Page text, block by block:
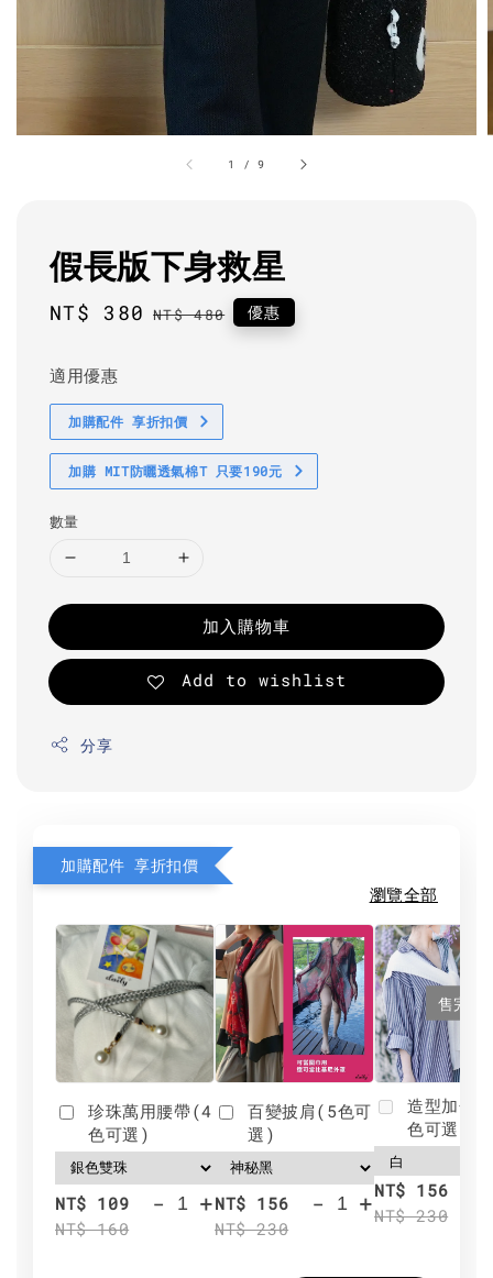
1 /9
假長版下身救星
Sale
NT$ 380 Regular
NT$ 480 優惠
適用優惠
加購配件 享折扣價
加購 MIT防曬透氣棉T 只要190元
數量
加入購物車
Add to wishlist
分享
加購配件 享折扣價
瀏覽全部
珍珠萬用腰帶(4
色可選)
NT$ 109
NT$ 160
- +
百變披肩(5色可
選)
NT$ 156
NT$ 230
- +
售完
造型加分
色可選)
NT$ 156
NT$ 230